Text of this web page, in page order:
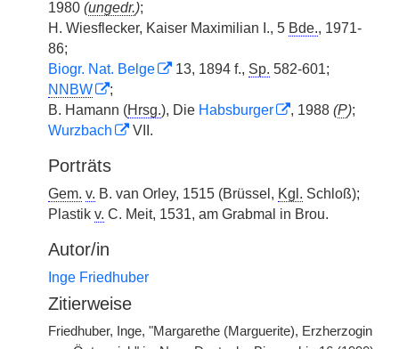
1980 (ungedr.);
H. Wiesflecker, Kaiser Maximilian I., 5 Bde., 1971-
86;
Biogr. Nat. Belge
13, 1894 f., Sp. 582-601;
NNBW
;
B. Hamann (Hrsg.), Die Habsburger , 1988 (P);
Wurzbach
VII.
Porträts
Gem. v. B. van Orley, 1515 (Brüssel, Kgl. Schloß);
Plastik v. C. Meit, 1531, am Grabmal in Brou.
Autor/in
Inge Friedhuber
Zitierweise
Friedhuber, Inge, "Margarethe (Marguerite), Erzherzogin